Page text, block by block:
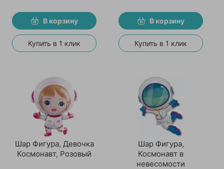
В корзину
Купить в 1 клик
В корзину
Купить в 1 клик
Шар Фигура, Девочка
Космонавт, Розовый
Шар Фигура,
Космонавт в
невесомости